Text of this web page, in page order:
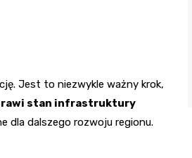
Jest to niezwykle ważny krok,
stan infrastruktury
dla dalszego rozwoju regionu.